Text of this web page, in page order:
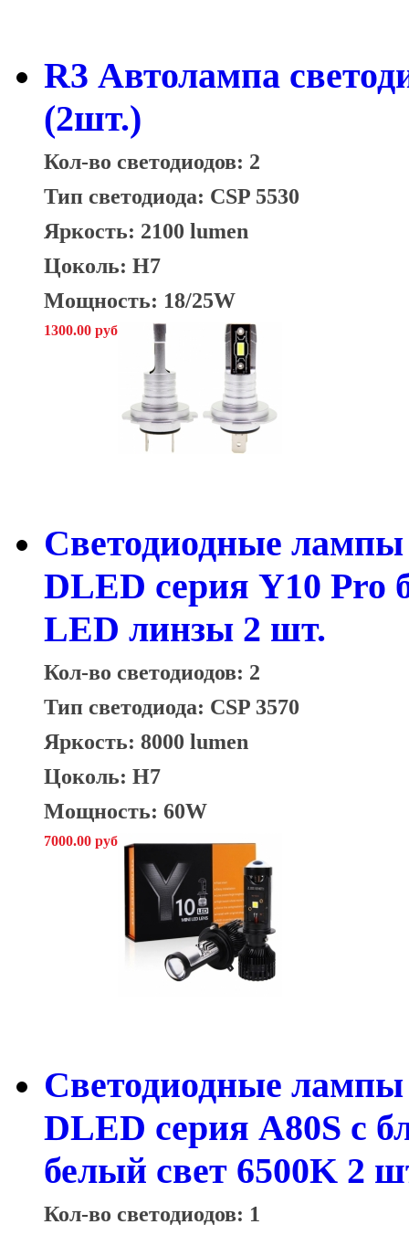
R3 Автолампа
(2шт.)
Кол-во светодиодов: 2
Тип светодиода: CSP 5530
Яркость: 2100 lumen
Цоколь: H7
Мощность: 18/25W
1300.00 руб
Светодиодные лампы
DLED серия Y10 Pro
LED линзы 2 шт.
Кол-во светодиодов: 2
Тип светодиода: CSP 3570
Яркость: 8000 lumen
Цоколь: H7
Мощность: 60W
7000.00 руб
Светодиодные лампы
DLED серия A80S с
белый свет 6500K 2
Кол-во светодиодов: 1